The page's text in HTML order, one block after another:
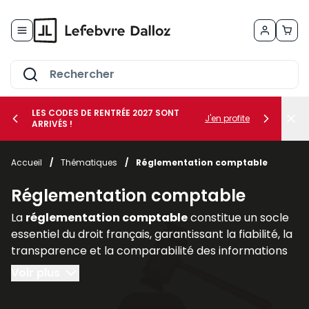
le sous-menu Vos métiers
le sous-menu Vos besoins
LES CODES DE RENTRÉE 2027 SONT
ARRIVÉS !
J'en profite
Accueil / Thématiques / Réglementation comptable
Réglementation comptable
La réglementation comptableconstitue un socle
essentiel du droit français, garantissant la fiabilité, la
transparence et la comparabilité des informations
financières produites par les entreprises. Elle
encadre la manière dont les sociétés doivent